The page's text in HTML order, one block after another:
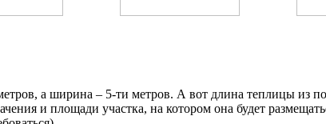
а ширина – 5-ти метров. А вот длина теплицы из
и площади участка, на котором она будет